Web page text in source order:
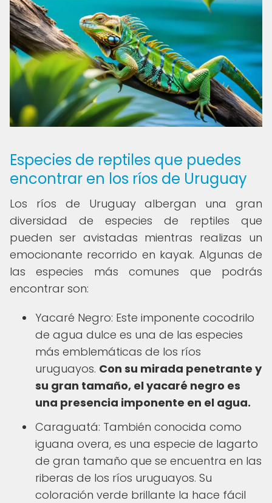
Especies de reptiles que puedes
encontrar en los ríos de Uruguay
Los ríos de Uruguay albergan una gran
diversidad de especies de reptiles que
pueden ser avistadas mientras realizas un
emocionante recorrido en kayak. Algunas de
las especies más comunes que podrás
encontrar son:
Yacaré Negro: Este imponente cocodrilo
de agua dulce es una de las especies
más emblemáticas de los ríos
uruguayos. Con su mirada penetrante y
su gran tamaño, el yacaré negro es
una presencia imponente en el agua.
Caraguatá: También conocida como
iguana overa, es una especie de lagarto
de gran tamaño que se encuentra en las
riberas de los ríos uruguayos. Su
coloración verde brillante la hace fácil